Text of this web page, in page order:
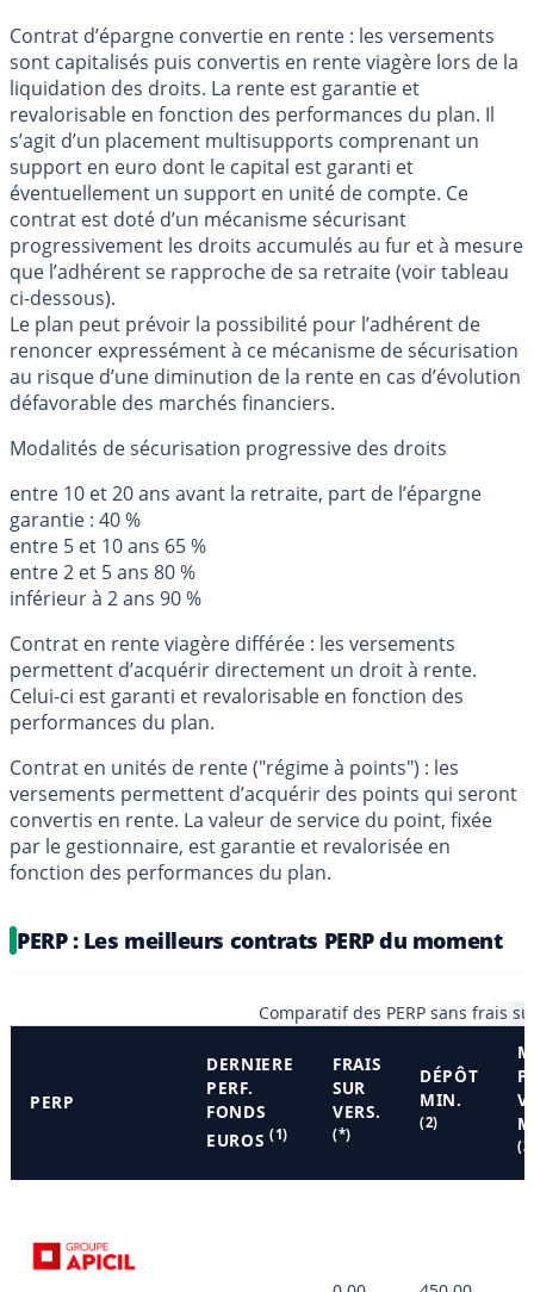
Contrat d’épargne convertie en rente : les versements
sont capitalisés puis convertis en rente viagère lors de la
liquidation des droits. La rente est garantie et
revalorisable en fonction des performances du plan. Il
s’agit d’un placement multisupports comprenant un
support en euro dont le capital est garanti et
éventuellement un support en unité de compte. Ce
contrat est doté d’un mécanisme sécurisant
progressivement les droits accumulés au fur et à mesure
que l’adhérent se rapproche de sa retraite (voir tableau
ci-dessous).
Le plan peut prévoir la possibilité pour l’adhérent de
renoncer expressément à ce mécanisme de sécurisation
au risque d’une diminution de la rente en cas d’évolution
défavorable des marchés financiers.
Modalités de sécurisation progressive des droits
entre 10 et 20 ans avant la retraite, part de l’épargne
garantie : 40 %
entre 5 et 10 ans 65 %
entre 2 et 5 ans 80 %
inférieur à 2 ans 90 %
Contrat en rente viagère différée : les versements
permettent d’acquérir directement un droit à rente.
Celui-ci est garanti et revalorisable en fonction des
performances du plan.
Contrat en unités de rente ("régime à points") : les
versements permettent d’acquérir des points qui seront
convertis en rente. La valeur de service du point, fixée
par le gestionnaire, est garantie et revalorisée en
fonction des performances du plan.
PERP : Les meilleurs contrats PERP du moment
Comparatif des PERP sans frais
PERP
DERNIERE
PERF.
FONDS
EUROS(1)
FRAIS
SUR
VERS.
(*)
DÉPÔT
MIN.
(2)